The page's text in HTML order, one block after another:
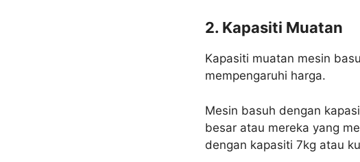
2. Kapasiti Muatan
Kapasiti muatan mesin
mempengaruhi harga.
Mesin basuh dengan
besar atau mereka yang
dengan kapasiti 7kg atau